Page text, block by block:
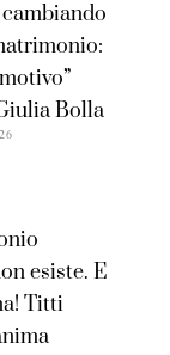
Bolla
esiste. E
Titti